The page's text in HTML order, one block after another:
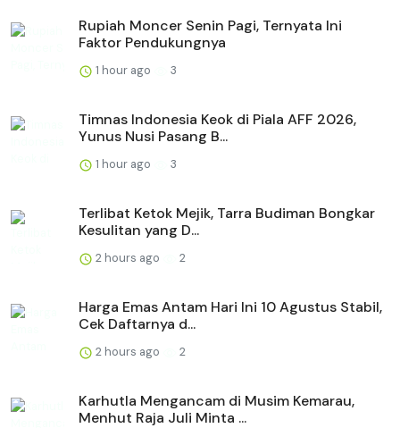
Rupiah Moncer Senin Pagi, Ternyata Ini
Faktor Pendukungnya
1 hour ago 3
Timnas Indonesia Keok di Piala AFF 2026,
Yunus Nusi Pasang B...
1 hour ago 3
Terlibat Ketok Mejik, Tarra Budiman Bongkar
Kesulitan yang D...
2 hours ago 2
Harga Emas Antam Hari Ini 10 Agustus Stabil,
Cek Daftarnya d...
2 hours ago 2
Karhutla Mengancam di Musim Kemarau,
Menhut Raja Juli Minta ...